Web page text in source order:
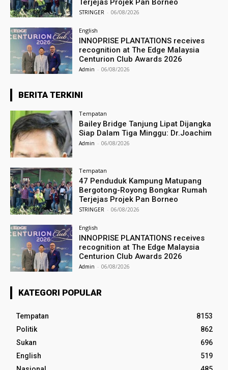
Terjejas Projek Pan Borneo
STRINGER - 06/08/2026
English
INNOPRISE PLANTATIONS receives
recognition at The Edge Malaysia
Centurion Club Awards 2026
Admin - 06/08/2026
BERITA TERKINI
Tempatan
Bailey Bridge Tanjung Lipat Dijangka
Siap Dalam Tiga Minggu: Dr.Joachim
Admin - 06/08/2026
Tempatan
47 Penduduk Kampung Matupang
Bergotong-Royong Bongkar Rumah
Terjejas Projek Pan Borneo
STRINGER - 06/08/2026
English
INNOPRISE PLANTATIONS receives
recognition at The Edge Malaysia
Centurion Club Awards 2026
Admin - 06/08/2026
KATEGORI POPULAR
Tempatan
8153
Politik
862
Sukan
696
English
519